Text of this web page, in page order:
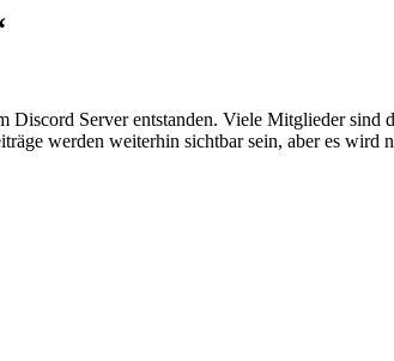
Discord Server entstanden. Viele Mitglieder
werden weiterhin sichtbar sein, aber es